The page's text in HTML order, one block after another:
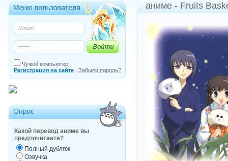
аниме - Fruits
Чужой компьютер
Регистрация на сайте | Забыли пароль?
Какой перевод аниме вы
предпочитаете?
Полный дубляж
Озвучка